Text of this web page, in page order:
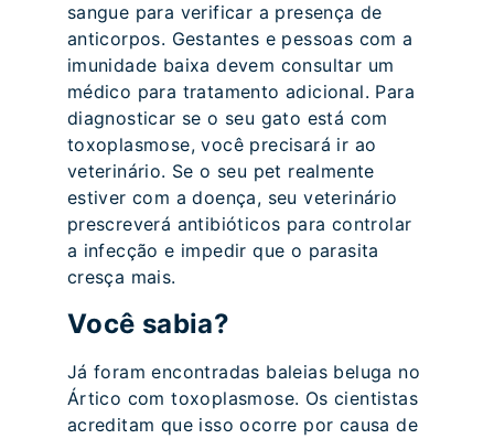
sangue para verificar a presença de
anticorpos. Gestantes e pessoas com a
imunidade baixa devem consultar um
médico para tratamento adicional. Para
diagnosticar se o seu gato está com
toxoplasmose, você precisará ir ao
veterinário. Se o seu pet realmente
estiver com a doença, seu veterinário
prescreverá antibióticos para controlar
a infecção e impedir que o parasita
cresça mais.
Você sabia?
Já foram encontradas baleias beluga no
Ártico com toxoplasmose. Os cientistas
acreditam que isso ocorre por causa de